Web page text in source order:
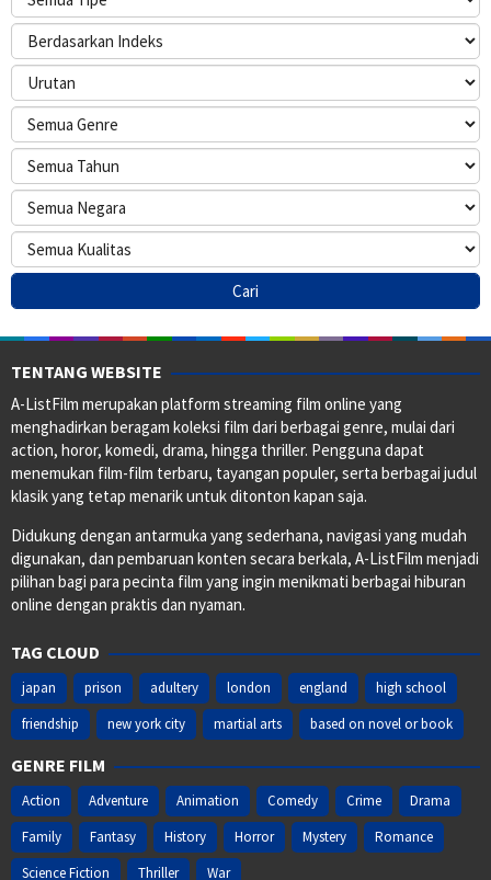
TENTANG WEBSITE
A-ListFilm merupakan platform streaming film online yang
menghadirkan beragam koleksi film dari berbagai genre, mulai dari
action, horor, komedi, drama, hingga thriller. Pengguna dapat
menemukan film-film terbaru, tayangan populer, serta berbagai judul
klasik yang tetap menarik untuk ditonton kapan saja.
Didukung dengan antarmuka yang sederhana, navigasi yang mudah
digunakan, dan pembaruan konten secara berkala, A-ListFilm menjadi
pilihan bagi para pecinta film yang ingin menikmati berbagai hiburan
online dengan praktis dan nyaman.
TAG CLOUD
japan prison adultery london england
high school
friendship
new york city martial arts based on novel or book
GENRE FILM
Action Adventure Animation Comedy Crime
Drama
Family
Fantasy History Horror Mystery
Romance
Science Fiction
Thriller War